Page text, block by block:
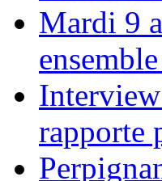
Mardi 9
rapporte